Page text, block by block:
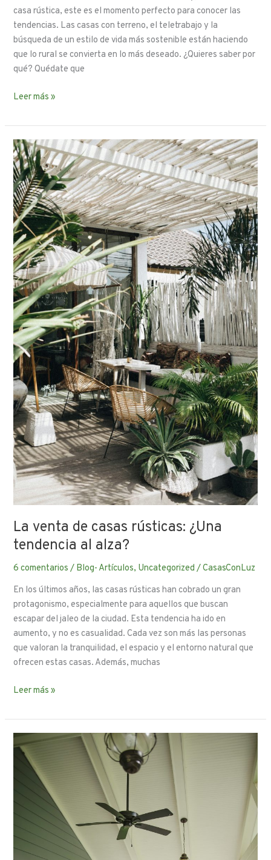
casa rústica, este es el momento perfecto para conocer las
tendencias. Las casas con terreno, el teletrabajo y la
búsqueda de un estilo de vida más sostenible están haciendo
que lo rural se convierta en lo más deseado. ¿Quieres saber por
qué? Quédate que
Leer más »
La venta de casas rústicas: ¿Una
tendencia al alza?
6 comentarios / Blog- Artículos, Uncategorized /CasasConLuz
En los últimos años, las casas rústicas han cobrado un gran
protagonismo, especialmente para aquellos que buscan
escapar del jaleo de la ciudad. Esta tendencia ha ido en
aumento, y no es casualidad. Cada vez son más las personas
que valoran la tranquilidad, el espacio y el entorno natural que
ofrecen estas casas. Además, muchas
La
venta
de
casas
rústicas:
¿Una
tendencia
al
alza?
Leer más »
Cada
casa
tiene
historia